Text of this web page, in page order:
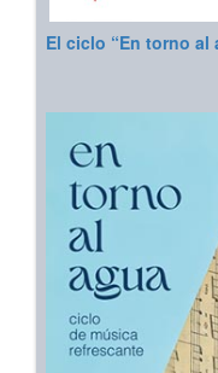
El ciclo “En torno al